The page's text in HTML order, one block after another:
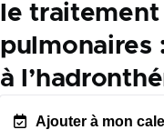
le
pulmonaires
à
Ajouter à mon